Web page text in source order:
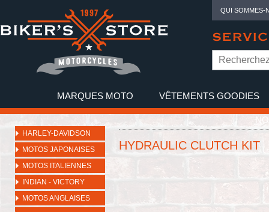
QUI SOMMES-
MARQUES MOTO VÊTEMENTS GOODIES
HARLEY-DAVIDSON
MOTOS JAPONAISES
MOTOS ITALIENNES
INDIAN - VICTORY
MOTOS ANGLAISES
HYDRAULIC CLUTCH KIT